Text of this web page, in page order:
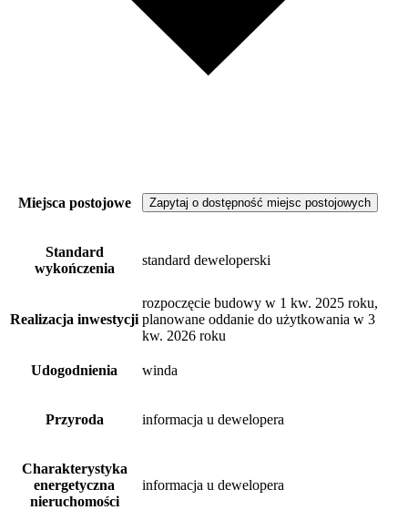
Miejsca postojowe Zapytaj o dostępność miejsc postojowych
Standard
wykończenia
standard deweloperski
Realizacja inwestycji
rozpoczęcie budowy w 1 kw. 2025 roku,
planowane oddanie do użytkowania w 3
kw. 2026 roku
Udogodnienia winda
Przyroda informacja u dewelopera
Charakterystyka
energetyczna
nieruchomości
informacja u dewelopera